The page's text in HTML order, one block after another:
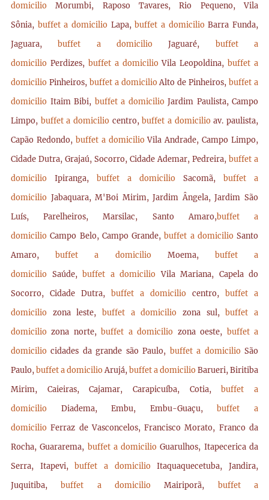
domicilioMorumbi, Raposo Tavares, Rio Pequeno, Vila
Sônia, buffet a domicilio Lapa,buffet a domicilioBarra Funda,
Jaguara,buffet a domicilioJaguaré, buffet a
domicilio Perdizes, buffet a domicilioVila Leopoldina,buffet a
domicilio Pinheiros, buffet a domicilioAlto de Pinheiros,buffet a
domicilio Itaim Bibi, buffet a domicilio Jardim Paulista, Campo
Limpo, buffet a domicilio centro,buffet a domicilioav. paulista,
Capão Redondo, buffet a domicilioVila Andrade, Campo Limpo,
Cidade Dutra, Grajaú, Socorro, Cidade Ademar, Pedreira, buffet a
domicilio Ipiranga, buffet a domicilio Sacomã, buffet a
domicilio Jabaquara, M'Boi Mirim, Jardim Ângela, Jardim São
Luís, Parelheiros, Marsilac, Santo Amaro,buffet a
domicilioCampo Belo, Campo Grande,buffet a domicilio Santo
Amaro,buffet a domicilio Moema, buffet a
domicilio Saúde, buffet a domicilioVila Mariana, Capela do
Socorro, Cidade Dutra, buffet a domicilio centro, buffet a
domicilio zona leste,buffet a domiciliozona sul,buffet a
domiciliozona norte,buffet a domicilio zona oeste, buffet a
domiciliocidades da grande são Paulo, buffet a domicilioSão
Paulo,buffet a domicilioArujá,buffet a domicilioBarueri, Biritiba
Mirim, Caieiras, Cajamar, Carapicuíba, Cotia,buffet a
domicilio Diadema, Embu, Embu-Guaçu,buffet a
domicilioFerraz de Vasconcelos, Francisco Morato, Franco da
Rocha, Guararema, buffet a domicilioGuarulhos, Itapecerica da
Serra, Itapevi,buffet a domicilioItaquaquecetuba, Jandira,
Juquitiba,buffet a domicilioMairiporã, buffet a